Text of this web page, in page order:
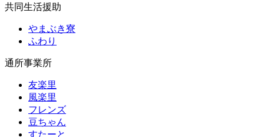
共同生活援助
やまぶき寮
ふわり
通所事業所
友楽里
風楽里
フレンズ
豆ちゃん
すたーと